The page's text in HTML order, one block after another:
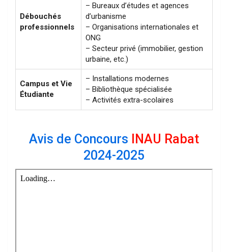
Débouchés
professionnels
– Bureaux d’études et agences
d’urbanisme
– Organisations internationales et
ONG
– Secteur privé (immobilier, gestion
urbaine, etc.)
Campus et Vie
Étudiante
– Installations modernes
– Bibliothèque spécialisée
– Activités extra-scolaires
Avis de Concours INAU Rabat
2024-2025